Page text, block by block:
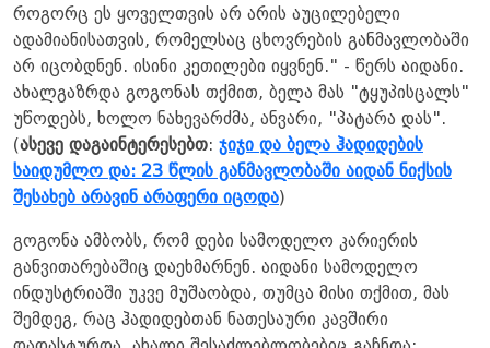
როგორც ეს ყოველთვის არ არის აუცილებელი
ადამიანისათვის, რომელსაც ცხოვრების განმავლობაში
არ იცობდნენ. ისინი კეთილები იყვნენ." - წერს აიდანი.
ახალგაზრდა გოგონას თქმით, ბელა მას "ტყუპისცალს"
უწოდებს, ხოლო ნახევარძმა, ანვარი, "პატარა დას".
(ასევე დაგაინტერესებთ: ჯიჯი და ბელა ჰადიდების
საიდუმლო და: 23 წლის განმავლობაში აიდან ნიქსის
შესახებ არავინ არაფერი იცოდა)
გოგონა ამბობს, რომ დები სამოდელო კარიერის
განვითარებაშიც დაეხმარნენ. აიდანი სამოდელო
ინდუსტრიაში უკვე მუშაობდა, თუმცა მისი თქმით, მას
შემდეგ, რაც ჰადიდებთან ნათესაური კავშირი